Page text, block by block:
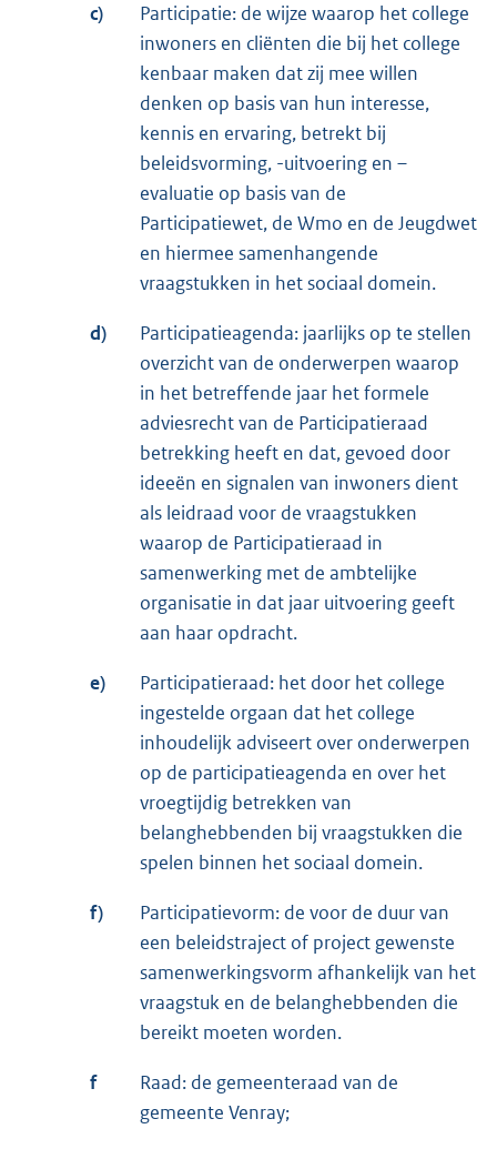
c)
Participatie: de wijze waarop het college
inwoners en cliënten die bij het college
kenbaar maken dat zij mee willen
denken op basis van hun interesse,
kennis en ervaring, betrekt bij
beleidsvorming, -uitvoering en –
evaluatie op basis van de
Participatiewet, de Wmo en de Jeugdwet
en hiermee samenhangende
vraagstukken in het sociaal domein.
d)
Participatieagenda: jaarlijks op te stellen
overzicht van de onderwerpen waarop
in het betreffende jaar het formele
adviesrecht van de Participatieraad
betrekking heeft en dat, gevoed door
ideeën en signalen van inwoners dient
als leidraad voor de vraagstukken
waarop de Participatieraad in
samenwerking met de ambtelijke
organisatie in dat jaar uitvoering geeft
aan haar opdracht.
e)
Participatieraad: het door het college
ingestelde orgaan dat het college
inhoudelijk adviseert over onderwerpen
op de participatieagenda en over het
vroegtijdig betrekken van
belanghebbenden bij vraagstukken die
spelen binnen het sociaal domein.
f)
Participatievorm: de voor de duur van
een beleidstraject of project gewenste
samenwerkingsvorm afhankelijk van het
vraagstuk en de belanghebbenden die
bereikt moeten worden.
f
Raad: de gemeenteraad van de
gemeente Venray;